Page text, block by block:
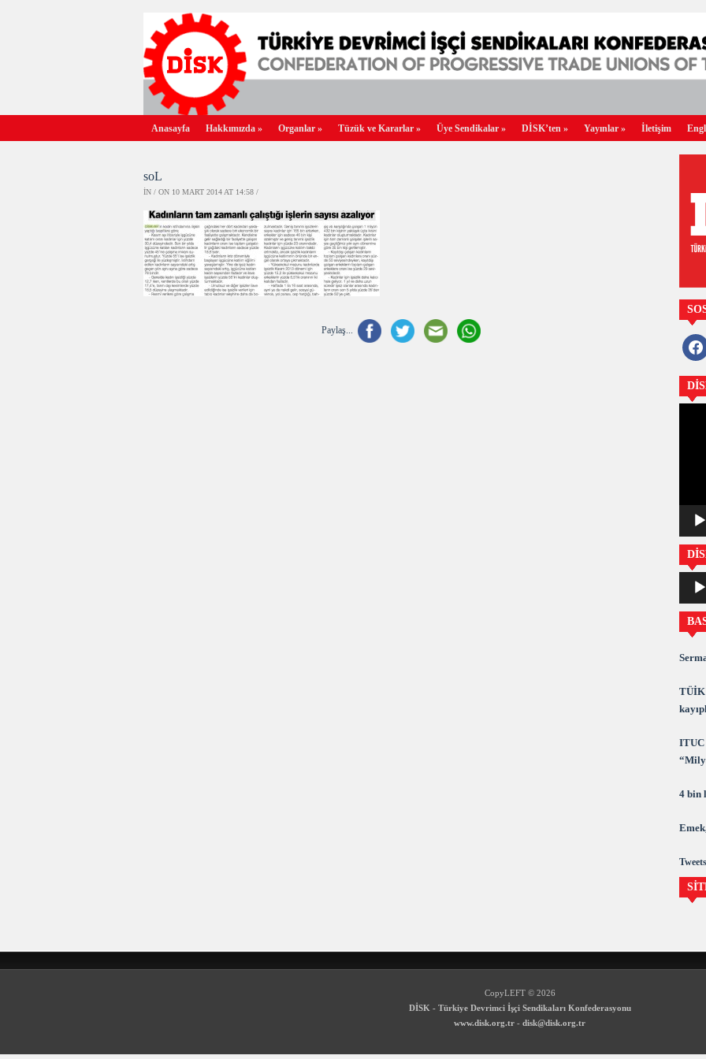
Anasayfa Hakkımızda » Organlar » Tüzük ve Kararlar » Üye Sendikalar » DİSK’ten » Yayınlar » İletişim
soL
IN / ON 10 MART 2014 AT 14:58 /
Paylaş...
oynatıcı
TÜİK
ITUC
4 bin
CopyLEFT © 2026
DİSK - Türkiye Devrimci İşçi Sendikaları Konfederasyonu
www.disk.org.tr - disk@disk.org.tr